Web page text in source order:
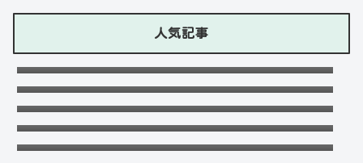
人気記事
石川ケニーは父と兄は野球選手で母親はアメ
リカ人のハーフ！7人大家族！
Lazの彼女や身長に大学・年齢は？イケメン
プロゲーマーの経歴！【ZETA】
竹下パラダイスだーご本名や年齢に身長は？
恋愛対象やイケメンかも調査！
千早茜の恋人や結婚した夫は誰？子供や本名
に高校は？引越は離婚が理由？
可愛い政田夢乃選手に彼氏の存在が気にな
る！本当に不倫をしているのか？家族構成が
どうなっているのか？を徹底調査！
末永けいの経歴や学歴(高校大学)は？妻(嫁)
は末永ゆかりで離婚した？
福田こうへいの結婚相手の嫁(妻)や子供